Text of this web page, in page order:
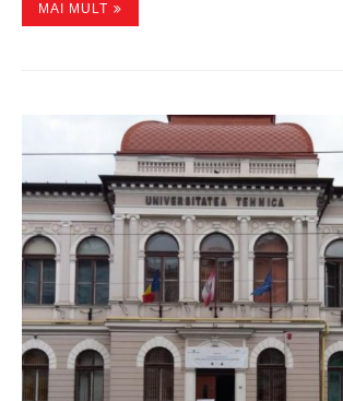
MAI MULT